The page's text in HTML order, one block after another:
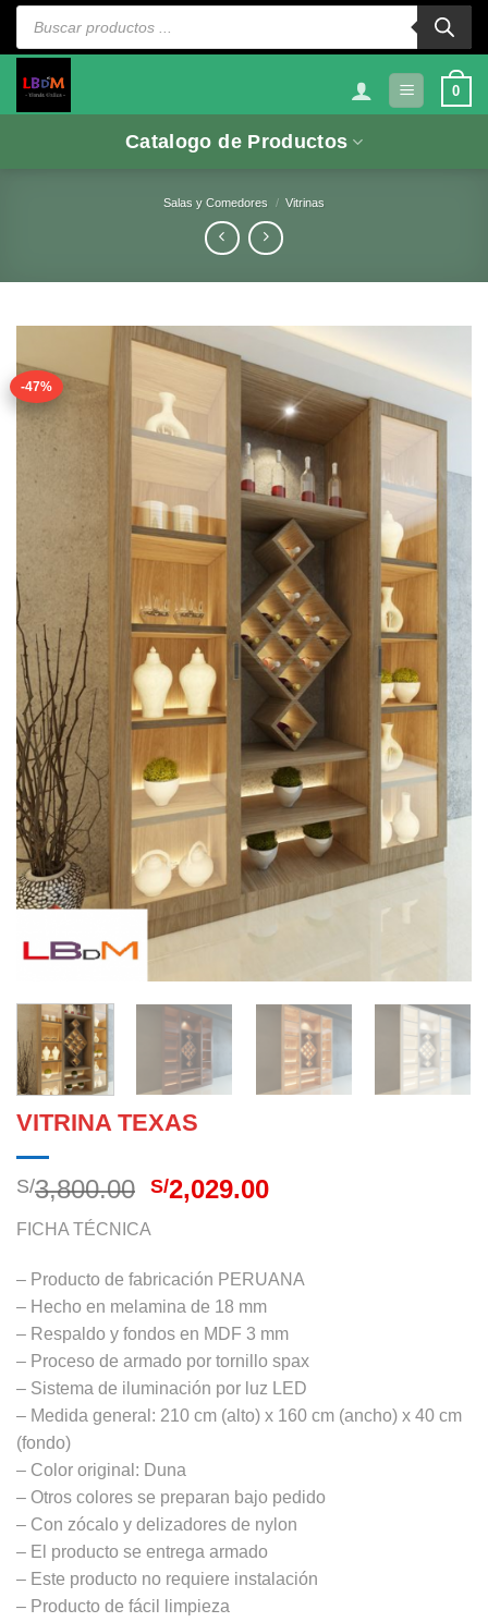
Saltar
Búsqueda
productos
0
Catalogo de Productos
Salas y Comedores / Vitrinas
-47%
VITRINA TEXAS
S/3,800.00 El
original
era:
S/3,800.00.
S/2,029.00El
es:
S/2,029.00.
FICHA TÉCNICA
– Producto de fabricación PERUANA
– Hecho en melamina de 18 mm
– Respaldo y fondos en MDF 3 mm
– Proceso de armado por tornillo spax
– Sistema de iluminación por luz LED
– Medida general: 210 cm (alto) x 160 cm (ancho) x 40 cm
(fondo)
– Color original: Duna
– Otros colores se preparan bajo pedido
– Con zócalo y delizadores de nylon
– El producto se entrega armado
– Este producto no requiere instalación
– Producto de fácil limpieza